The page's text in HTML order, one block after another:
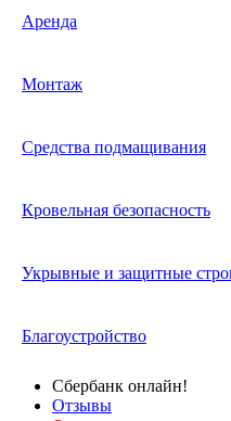
Аренда
Монтаж
Средства подмащивания
Кровельная безопасность
Укрывные и защитные
Благоустройство
Сбербанк онлайн!
Отзывы